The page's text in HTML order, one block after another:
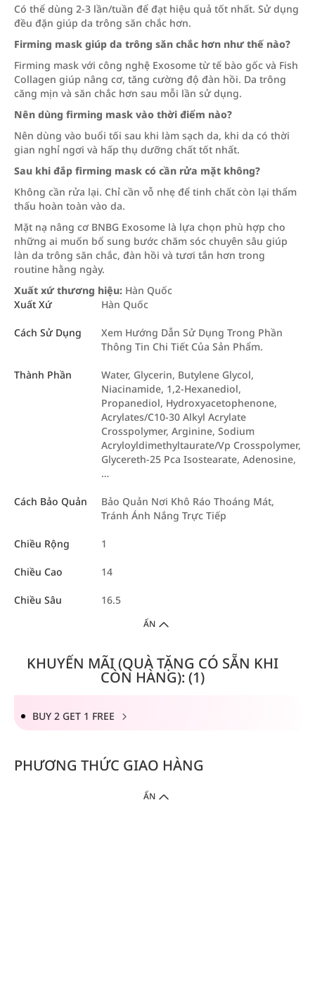
Có thể dùng 2-3 lần/tuần để đạt hiệu quả tốt nhất. Sử dụng
đều đặn giúp da trông săn chắc hơn.
Firming mask giúp da trông săn chắc hơn như thế nào?
Firming mask với công nghệ Exosome từ tế bào gốc và Fish
Collagen giúp nâng cơ, tăng cường độ đàn hồi. Da trông
căng mịn và săn chắc hơn sau mỗi lần sử dụng.
Nên dùng firming mask vào thời điểm nào?
Nên dùng vào buổi tối sau khi làm sạch da, khi da có thời
gian nghỉ ngơi và hấp thụ dưỡng chất tốt nhất.
Sau khi đắp firming mask có cần rửa mặt không?
Không cần rửa lại. Chỉ cần vỗ nhẹ để tinh chất còn lại thẩm
thấu hoàn toàn vào da.
Mặt nạ nâng cơ BNBG Exosome là lựa chọn phù hợp cho
những ai muốn bổ sung bước chăm sóc chuyên sâu giúp
làn da trông săn chắc, đàn hồi và tươi tắn hơn trong
routine hằng ngày.
Xuất xứ thương hiệu: Hàn Quốc
Xuất Xứ
Hàn Quốc
Cách Sử Dụng
Xem Hướng Dẫn Sử Dụng Trong Phần
Thông Tin Chi Tiết Của Sản Phẩm.
Thành Phần
Water, Glycerin, Butylene Glycol,
Niacinamide, 1,2-Hexanediol,
Propanediol, Hydroxyacetophenone,
Acrylates/C10-30 Alkyl Acrylate
Crosspolymer, Arginine, Sodium
Acryloyldimethyltaurate/Vp Crosspolymer,
Glycereth-25 Pca Isostearate, Adenosine,
…
Cách Bảo Quản
Bảo Quản Nơi Khô Ráo Thoáng Mát,
Tránh Ánh Nắng Trực Tiếp
Chiều Rộng 1
Chiều Cao 14
Chiều Sâu 16.5
ẨN
KHUYẾN MÃI (QUÀ TẶNG CÓ SẴN KHI
CÒN HÀNG): (1)
BUY 2 GET 1 FREE
PHƯƠNG THỨC GIAO HÀNG
ẨN